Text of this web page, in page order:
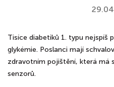
Tisíce diabetiků 1. typu nejspíš
glykémie. Poslanci mají
zdravotním pojištění, která má
senzorů.